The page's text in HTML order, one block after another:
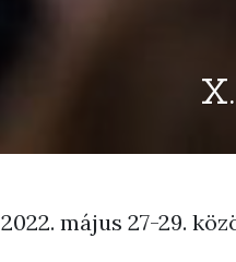
2022. május 27-29.